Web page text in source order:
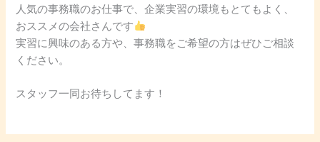
人気の事務職のお仕事で、企業実習の環境もとてもよく、
おススメの会社さんです
実習に興味のある方や、事務職をご希望の方はぜひご相談
ください。
スタッフ一同お待ちしてます！